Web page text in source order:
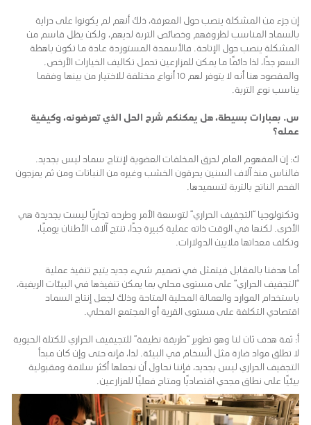
إن جزء من المشكلة ينصب حول المعرفة، ذلك أنهم لم يكونوا على دراية
بالسماد المناسب لظروفهم وخصائص التربة لديهم، ولكن يظل قاسم من
المشكلة ينصب حول الإتاحة. فالأسمدة المستوردة عادة ما تكون باهظة
السعر جدًا، لذا دائمًا ما يمكن للمزارعين تحمل تكاليف الخيارات الأرخص.
والمقصود هنا أنه لا يتوفر لهم 10 أنواع مختلفة للاختيار من بينها وفقما
يناسب نوع التربة.
س. بعبارات بسيطة، هل يمكنكم شرح الحل الذي تعرضونه، وكيفية
عمله؟
ك: إن المفهوم العام لحرق المخلفات العضوية لإنتاج سماد ليس بجديد.
فالناس منذ آلاف السنين يحرقون الخشب وغيره من النباتات ومن ثم يمزجون
الفحم الناتج بالتربة لتسميدها.
وتكنولوجيا “التجفيف الحراري” لتوسعة الأمر وطرحه تجاريًا ليست بجديدة هي
الأخرى. لكنها في الوقت ذاته عملية كبيرة جدًا، تنتج آلاف الأطنان يوميًا،
وتكلف معداتها ملايين الدولارات.
أما هدفنا بالمقابل فيتمثل في تصميم شيء جديد يتيح تنفيذ عملية
“التجفيف الحراري” على مستوى محلي بما يمكن تنفيذها في البيئات الريفية،
باستخدام الموارد والعمالة المحلية المتاحة وذلك لجعل إنتاج السماد
اقتصادي التكلفة على مستوى القرية أو المجتمع المحلي.
أ: ثمة هدف ثان لنا وهو تطوير “طريقة نظيفة” للتجيفيف الحراري للكتلة الحيوية
لا تطلق مواد ضارة مثل الُسخام في البيئة. لذا، فإنه حتى وإن كان مبدأ
التجفيف الحراري ليس بجديد، فإننا نحاول أن نجعلها أكثر سلامة ومقبولية
بيئيًا على نطاق مجدي اقتصاديًا ومتاح فعليًا للمزارعين.